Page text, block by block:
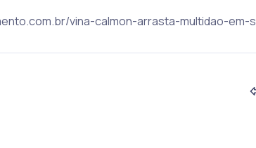
vina-calmon-arrasta-multidao-